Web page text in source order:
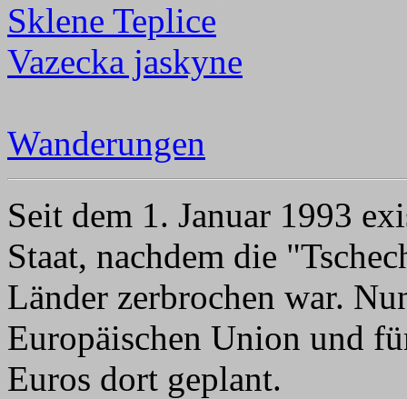
Sklene Teplice
Vazecka jaskyne
Wanderungen
Seit dem 1. Januar 1993
Staat, nachdem die
Länder zerbrochen war.
Europäischen Union und
Euros dort geplant.